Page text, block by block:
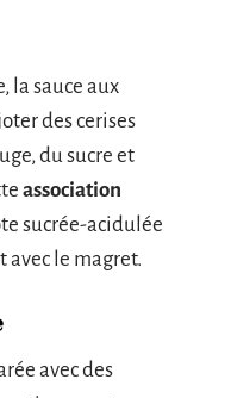
la sauce aux
des cerises
du sucre et
association
sucrée-acidulée
le magret.
avec des